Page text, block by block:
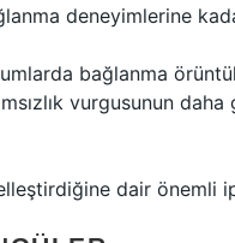
deneyimlerine
bağlanma
vurgusunun
dair önemli